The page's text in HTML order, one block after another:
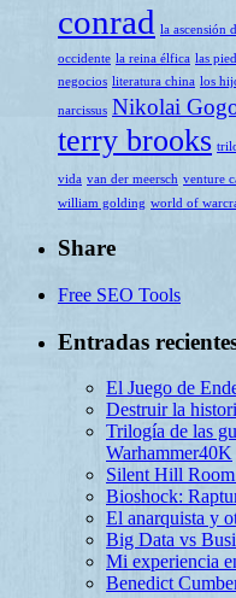
conrad la ascensión
occidente la reina élfica las
negocios literatura china los
narcissus Nikolai
terry brooks
vida van der meersch venture
william golding world of
Share
Free SEO Tools
Entradas
El Juego de
Destruir la
Trilogía de las
Warhammer40K
Silent Hill
Bioshock:
El anarquista y
Big Data vs
Mi experiencia
Benedict